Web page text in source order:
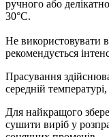
ручного або
30°C.
Не використовувати
рекомендується
Прасування
середній
Для найкращого
сушити виріб у